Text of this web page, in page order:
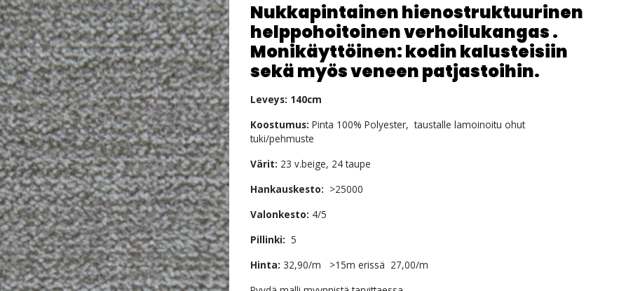
Nukkapintainen hienostruktuurinen
helppohoitoinen verhoilukangas .
Monikäyttöinen: kodin kalusteisiin
sekä myös veneen patjastoihin.
Leveys: 140cm
Koostumus: Pinta 100% Polyester, taustalle lamoinoitu ohut
tuki/pehmuste
Värit: 23 v.beige, 24 taupe
Hankauskesto: >25000
Valonkesto: 4/5
Pillinki: 5
Hinta: 32,90/m >15m erissä 27,00/m